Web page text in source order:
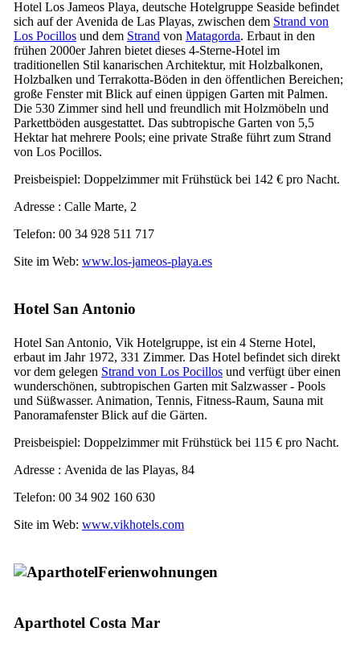
Hotel Los Jameos Playa, deutsche Hotelgruppe Seaside befindet
sich auf der Avenida de Las Playas, zwischen dem Strand von
Los Pocillos und dem Strand von Matagorda. Erbaut in den
frühen 2000er Jahren bietet dieses 4-Sterne-Hotel im
traditionellen Stil kanarischen Architektur, mit Holzbalkonen,
Holzbalken und Terrakotta-Böden in den öffentlichen Bereichen;
große Fenster mit Blick auf einen üppigen Garten mit Palmen.
Die 530 Zimmer sind hell und freundlich mit Holzmöbeln und
Parkettböden ausgestattet. Das subtropische Garten von 5,5
Hektar hat mehrere Pools; eine private Straße führt zum Strand
von Los Pocillos.
Preisbeispiel: Doppelzimmer mit Frühstück bei 142 € pro Nacht.
Adresse : Calle Marte, 2
Telefon: 00 34 928 511 717
Site im Web: www.los-jameos-playa.es
Hotel San Antonio
Hotel San Antonio, Vik Hotelgruppe, ist ein 4 Sterne Hotel,
erbaut im Jahr 1972, 331 Zimmer. Das Hotel befindet sich direkt
vor dem gelegen Strand von Los Pocillos und verfügt über einen
wunderschönen, subtropischen Garten mit Salzwasser - Pools
und Süßwasser. Animation, Tennis, Fitness-Raum, Sauna mit
Panoramafenster Blick auf die Gärten.
Preisbeispiel: Doppelzimmer mit Frühstück bei 115 € pro Nacht.
Adresse : Avenida de las Playas, 84
Telefon: 00 34 902 160 630
Site im Web: www.vikhotels.com
Ferienwohnungen
Aparthotel Costa Mar